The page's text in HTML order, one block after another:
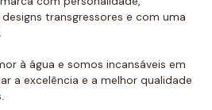
pelos rivais, algo de vital
nossos calções não arrastam
melhorando a mobilidade
É por isso que eles podem ser
para natação ou
transgressores e com uma
à água e somos incansáveis em
a excelência e a melhor qualidade